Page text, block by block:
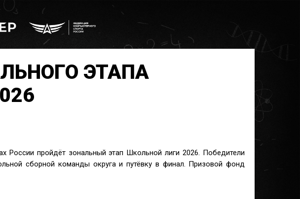
ЭТАПА
России пройдёт зональный этап Школьной лиги 2026. Победители
сборной команды округа и путёвку в финал. Призовой фонд